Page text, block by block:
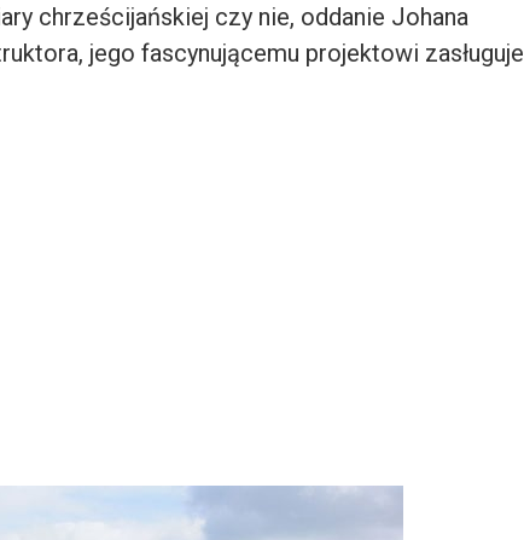
chrześcijańskiej czy nie, oddanie Johana
jego fascynującemu projektowi zasługuje